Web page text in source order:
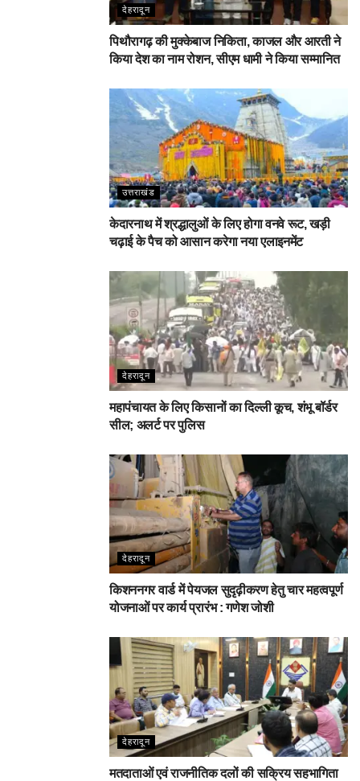
देहरादून
पिथौरागढ़ की मुक्केबाज निकिता, काजल और आरती ने
किया देश का नाम रोशन, सीएम धामी ने किया सम्मानित
उत्तराखंड
केदारनाथ में श्रद्धालुओं के लिए होगा वनवे रूट, खड़ी
चढ़ाई के पैच को आसान करेगा नया एलाइनमेंट
देहरादून
महापंचायत के लिए किसानों का दिल्ली कूच, शंभू बॉर्डर
सील; अलर्ट पर पुलिस
देहरादून
किशननगर वार्ड में पेयजल सुदृढ़ीकरण हेतु चार महत्वपूर्ण
योजनाओं पर कार्य प्रारंभ : गणेश जोशी
देहरादून
मतदाताओं एवं राजनीतिक दलों की सक्रिय सहभागिता